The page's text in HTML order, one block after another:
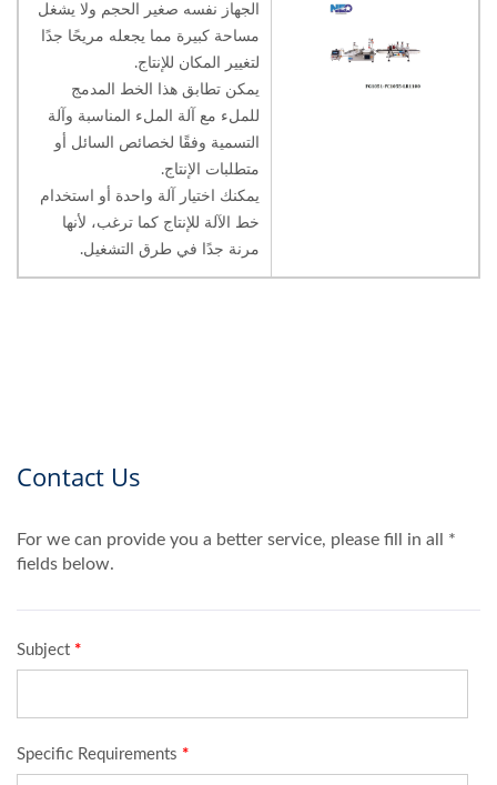
الجهاز نفسه صغير الحجم ولا يشغل
مساحة كبيرة مما يجعله مريحًا جدًا
لتغيير المكان للإنتاج.
يمكن تطابق هذا الخط المدمج
للملء مع آلة الملء المناسبة وآلة
التسمية وفقًا لخصائص السائل أو
متطلبات الإنتاج.
يمكنك اختيار آلة واحدة أو استخدام
خط الآلة للإنتاج كما ترغب، لأنها
مرنة جدًا في طرق التشغيل.